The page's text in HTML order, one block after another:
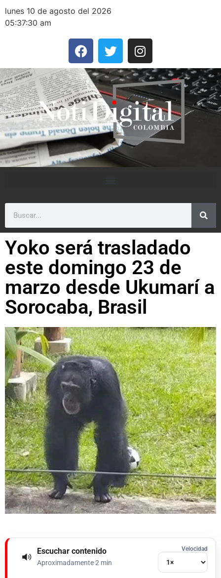
lunes 10 de agosto del 2026
05:37:30 am
Yoko será trasladado
este domingo 23 de
marzo desde Ukumarí a
Sorocaba, Brasil
Escuchar contenido
Aproximadamente 2 min
Velocidad